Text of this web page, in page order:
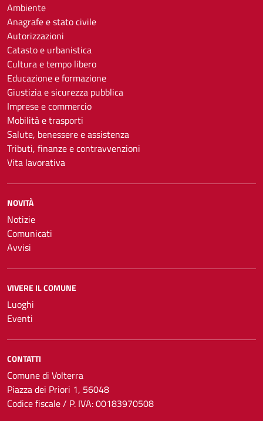
Ambiente
Anagrafe e stato civile
Autorizzazioni
Catasto e urbanistica
Cultura e tempo libero
Educazione e formazione
Giustizia e sicurezza pubblica
Imprese e commercio
Mobilità e trasporti
Salute, benessere e assistenza
Tributi, finanze e contravvenzioni
Vita lavorativa
NOVITÀ
Notizie
Comunicati
Avvisi
VIVERE IL COMUNE
Luoghi
Eventi
CONTATTI
Comune di Volterra
Piazza dei Priori 1, 56048
Codice fiscale / P. IVA: 00183970508